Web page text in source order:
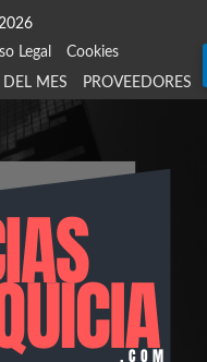
Legal
Cookies
DEL MES PROVEEDORES